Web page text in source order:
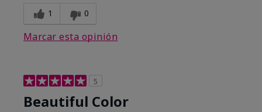
1 0
Marcar esta opinión
5
Beautiful Color